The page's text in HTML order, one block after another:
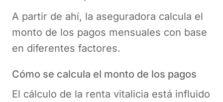
A partir de ahí, la aseguradora calcula el
monto de los pagos mensuales con base
en diferentes factores.
Cómo se calcula el monto de los pagos
El cálculo de la renta vitalicia está influido